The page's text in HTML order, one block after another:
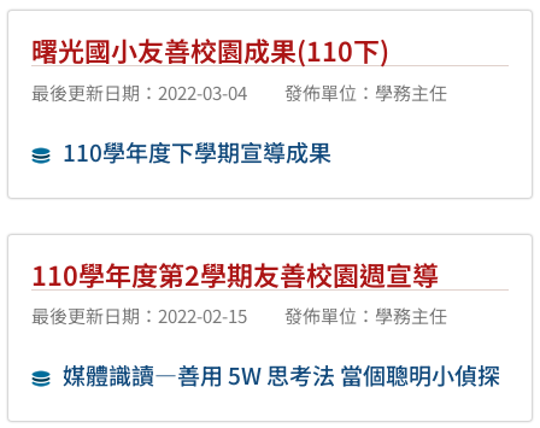
曙光國小友善校園成果(110下)
最後更新日期：2022-03-04 發佈單位：學務主任
110學年度下學期宣導成果
110學年度第2學期友善校園週宣導
最後更新日期：2022-02-15 發佈單位：學務主任
媒體識讀—善用 5W 思考法 當個聰明小偵探